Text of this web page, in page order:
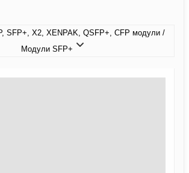
SFP+, X2, XENPAK, QSFP+, CFP модули /
Модули SFP+